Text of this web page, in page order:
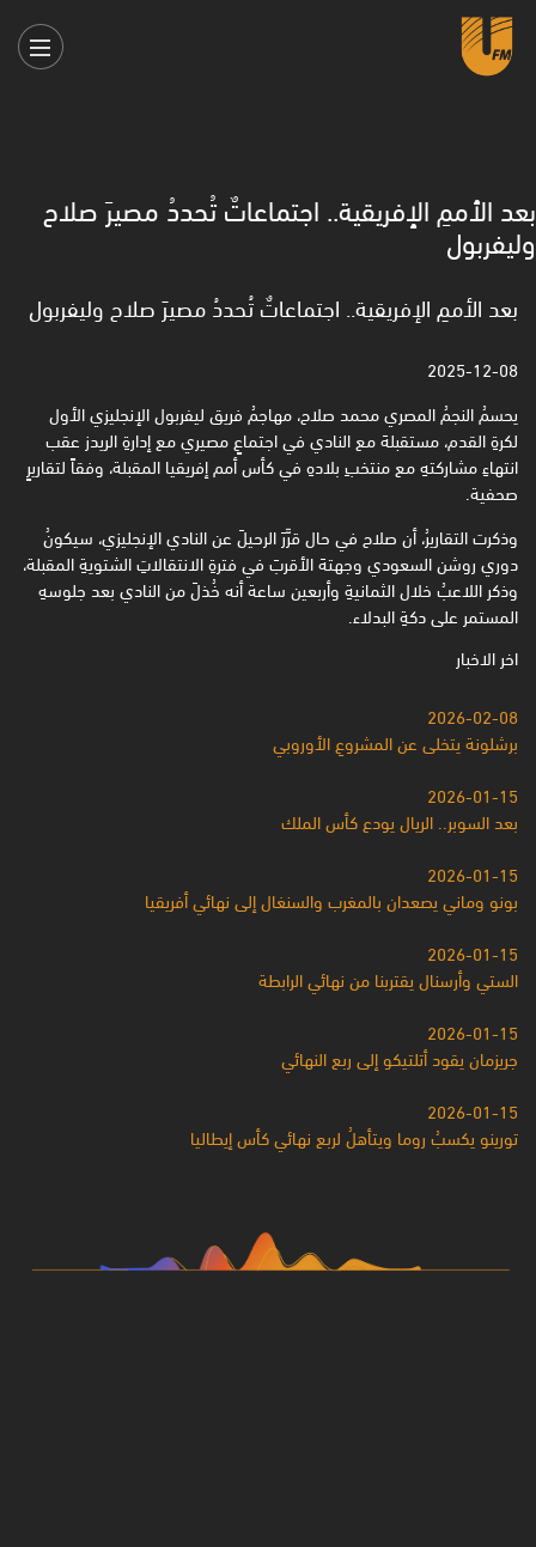
بعد الأممِ الإفريقية.. اجتماعاتٌ تُحددُ مصيرَ صلاح
وليفربول
بعد الأممِ الإفريقية.. اجتماعاتٌ تُحددُ مصيرَ صلاح وليفربول
2025-12-08
يحسمُ النجمُ المصري محمد صلاح، مهاجمُ فريق ليفربول الإنجليزي الأول
لكرةِ القدم، مستقبلهَ مع النادي في اجتماعٍ ‏مصيري مع إدارةِ الريدز عقب
انتهاءِ مشاركتهِ مع منتخبِ بلادهِ في كأس أمم إفريقيا المقبلة، وفقاً لتقاريرٍ
صحفية.‏
وذكرت التقاريرُ، أن صلاح في حال قرَّرَ الرحيلَ عن النادي الإنجليزي، سيكونُ
دوري روشن السعودي وجهتهَ ‏الأقربَ في فترةِ الانتقالاتِ الشتويةِ المقبلة،
وذكر اللاعبُ خلال الثمانيةِ وأربعين ساعة أنه خُذلَ من النادي بعد جلوسهِ
المستمر على دكةِ البدلاء.‏
اخر الاخبار
2026-02-08
برشلونة يتخلى عن المشروعِ الأوروبي
2026-01-15
بعد السوبر.. الريال يودع كأس الملك
2026-01-15
بونو وماني يصعدان بالمغرب والسنغال إلى نهائي أفريقيا
2026-01-15
الستي وأرسنال يقتربنا من نهائي الرابطة
2026-01-15
جريزمان يقود أتلتيكو إلى ربع النهائي
2026-01-15
تورينو يكسبُ روما ويتأهلُ لربع نهائي كأس إيطاليا